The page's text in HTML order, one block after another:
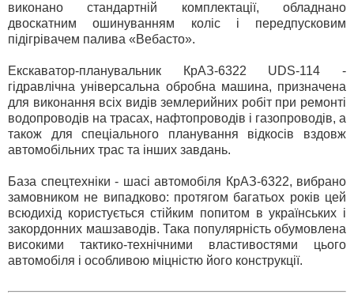
виконано стандартній комплектації, обладнано
двоскатним ошинуванням коліс і передпусковим
підігрівачем палива «Вебасто».
Екскаватор-планувальник КрАЗ-6322 UDS-114 -
гідравлічна універсальна обробна машина, призначена
для виконання всіх видів землерийних робіт при ремонті
водопроводів на трасах, нафтопроводів і газопроводів, а
також для спеціального планування відкосів вздовж
автомобільних трас та інших завдань.
База спецтехніки - шасі автомобіля КрАЗ-6322, вибрано
замовником не випадково: протягом багатьох років цей
всюдихід користується стійким попитом в українських і
закордонних машзаводів. Така популярність обумовлена
високими тактико-технічними властивостями цього
автомобіля і особливою міцністю його конструкції.